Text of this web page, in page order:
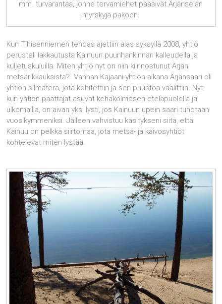
mm. turvarantaa, jonne tervamiehet pääsivät Ärjänselän
myrskyjä pakoon.
Kun Tihisenniemen tehdas ajettiin alas syksyllä 2008, yhtiö
perusteli lakkautusta Kainuun puunhankinnan kalleudella ja
kuljetuskuluilla. Miten yhtiö nyt on niin kiinnostunut Ärjän
metsärikkauksista? Vanhan Kajaani-yhtiön aikana Ärjänsaari oli
yhtiön silmäterä, jota kehitettiin ja sen puustoa vaalittiin. Nyt,
kun yhtiön päättäjät asuvat kehäkolmosen eteläpuolella ja
ulkomailla, on aivan yksi lysti, jos Kainuun upein saari tuhotaan
vuosikymmeniksi. Jälleen vahvistuu käsitykseni siitä, että
Kainuu on pelkkä siirtomaa, jota metsä- ja kaivosyhtiöt
kohtelevat miten lystää.